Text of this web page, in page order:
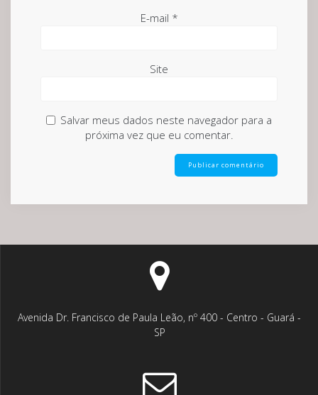
E-mail *
Site
Salvar meus dados neste navegador para a
próxima vez que eu comentar.
Avenida Dr. Francisco de Paula Leão, nº 400 - Centro - Guará -
SP